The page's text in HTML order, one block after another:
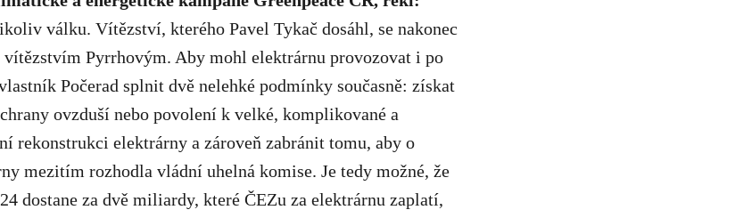
válku. Vítězství, kterého Pavel Tykač dosáhl, se nakonec
vítězstvím Pyrrhovým. Aby mohl elektrárnu provozovat i po
Počerad splnit dvě nelehké podmínky současně: získat
ovzduší nebo povolení k velké, komplikované a
rekonstrukci elektrárny a zároveň zabránit tomu, aby o
mezitím rozhodla vládní uhelná komise. Je tedy možné, že
dostane za dvě miliardy, které ČEZu za elektrárnu zaplatí,